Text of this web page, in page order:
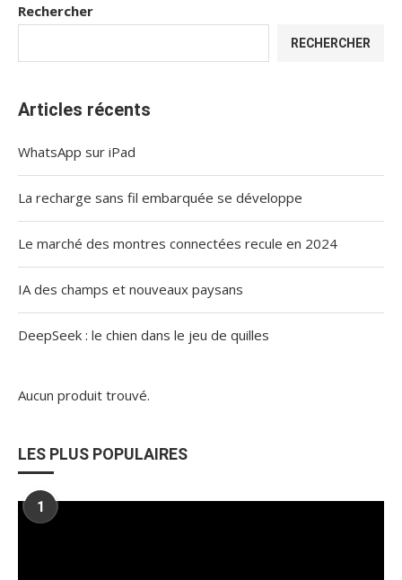
Rechercher
RECHERCHER
Articles récents
WhatsApp sur iPad
La recharge sans fil embarquée se développe
Le marché des montres connectées recule en 2024
IA des champs et nouveaux paysans
DeepSeek : le chien dans le jeu de quilles
Aucun produit trouvé.
LES PLUS POPULAIRES
1